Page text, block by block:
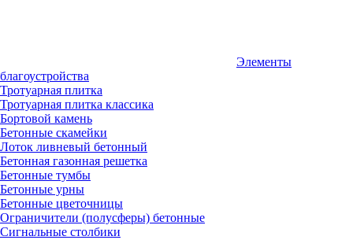
Элементы
благоустройства
Тротуарная плитка
Тротуарная плитка классика
Бортовой камень
Бетонные скамейки
Лоток ливневый бетонный
Бетонная газонная решетка
Бетонные тумбы
Бетонные урны
Бетонные цветочницы
Ограничители (полусферы) бетонные
Сигнальные столбики